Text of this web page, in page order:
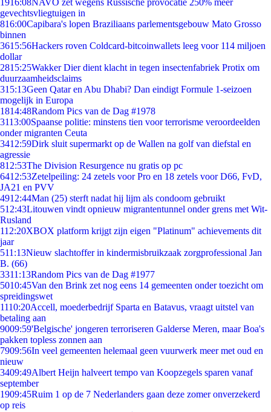
1916:08NAVO zet wegens Russische provocatie 250% meer
gevechtsvliegtuigen in
816:00Capibara's lopen Braziliaans parlementsgebouw Mato Grosso
binnen
3615:56Hackers roven Coldcard-bitcoinwallets leeg voor 114 miljoen
dollar
2815:25Wakker Dier dient klacht in tegen insectenfabriek Protix om
duurzaamheidsclaims
315:13Geen Qatar en Abu Dhabi? Dan eindigt Formule 1-seizoen
mogelijk in Europa
1814:48Random Pics van de Dag #1978
3113:00Spaanse politie: minstens tien voor terrorisme veroordeelden
onder migranten Ceuta
3412:59Dirk sluit supermarkt op de Wallen na golf van diefstal en
agressie
812:53The Division Resurgence nu gratis op pc
6412:53Zetelpeiling: 24 zetels voor Pro en 18 zetels voor D66, FvD,
JA21 en PVV
4912:44Man (25) sterft nadat hij lijm als condoom gebruikt
512:43Litouwen vindt opnieuw migrantentunnel onder grens met Wit-
Rusland
112:20XBOX platform krijgt zijn eigen "Platinum" achievements dit
jaar
511:13Nieuw slachtoffer in kindermisbruikzaak zorgprofessional Jan
B. (66)
3311:13Random Pics van de Dag #1977
5010:45Van den Brink zet nog eens 14 gemeenten onder toezicht om
spreidingswet
1110:20Accell, moederbedrijf Sparta en Batavus, vraagt uitstel van
betaling aan
9009:59'Belgische' jongeren terroriseren Galderse Meren, maar Boa's
pakken topless zonnen aan
7909:56In veel gemeenten helemaal geen vuurwerk meer met oud en
nieuw
3409:49Albert Heijn halveert tempo van Koopzegels sparen vanaf
september
1909:45Ruim 1 op de 7 Nederlanders gaan deze zomer onverzekerd
op reis